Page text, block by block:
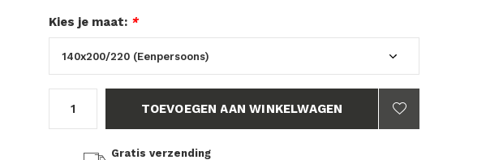
Kies je maat: *
TOEVOEGEN AAN WINKELWAGEN
Gratis verzending